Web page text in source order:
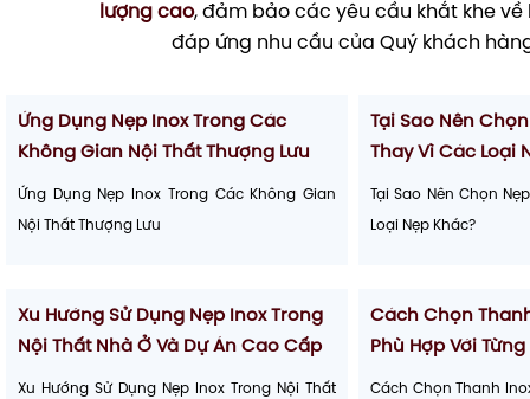
lượng cao, đảm bảo các yêu cầu khắt khe về
đáp ứng nhu cầu của Quý khách
6/2025
Ứng Dụng Nẹp Inox Trong Các
Không Gian Nội Thất Thượng Lưu
Ứng Dụng Nẹp Inox Trong Các Không Gian
Nội Thất Thượng Lưu
Tại Sao Nên
Thay Vì Các Loại
Tại Sao Nên Chọn
Loại Nẹp Khác?
Xu Hướng Sử Dụng Nẹp Inox Trong
Nội Thất Nhà Ở Và Dự Án Cao Cấp
Xu Hướng Sử Dụng Nẹp Inox Trong Nội Thất
Cách Chọn
Phù Hợp Với
Cách Chọn Thanh